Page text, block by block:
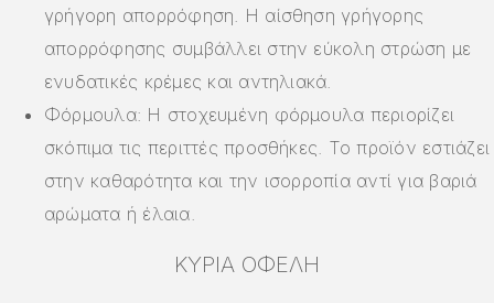
γρήγορη απορρόφηση. Η αίσθηση γρήγορης
απορρόφησης συμβάλλει στην εύκολη στρώση με
ενυδατικές κρέμες και αντηλιακά.
Φόρμουλα: Η στοχευμένη φόρμουλα περιορίζει
σκόπιμα τις περιττές προσθήκες. Το προϊόν εστιάζει
στην καθαρότητα και την ισορροπία αντί για βαριά
αρώματα ή έλαια.
ΚΎΡΙΑ ΟΦΈΛΗ